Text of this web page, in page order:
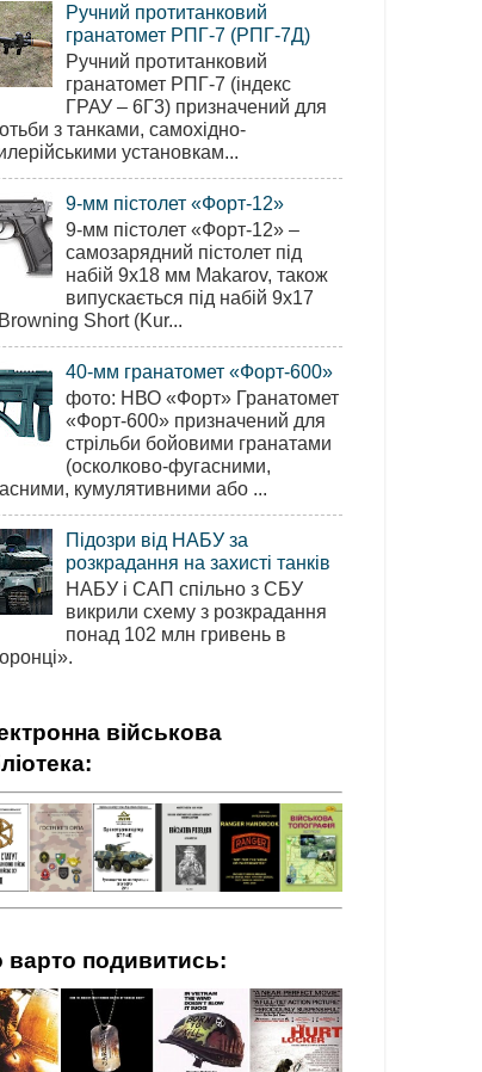
Ручний протитанковий
гранатомет РПГ-7 (РПГ-7Д)
Ручний протитанковий
гранатомет РПГ-7 (індекс
ГРАУ – 6Г3) призначений для
з танками, самохідно-
установкам...
9-мм пістолет «Форт-12»
9-мм пістолет «Форт-12» –
самозарядний пістолет під
набій 9х18 мм Makarov, також
випускається під набій 9х17
Short (Kur...
40-мм гранатомет «Форт-600»
фото: НВО «Форт» Гранатомет
«Форт-600» призначений для
стрільби бойовими гранатами
(осколково-фугасними,
кумулятивними або ...
Підозри від НАБУ за
розкрадання на захисті танків
НАБУ і САП спільно з СБУ
викрили схему з розкрадання
понад 102 млн гривень в
військова
подивитись: